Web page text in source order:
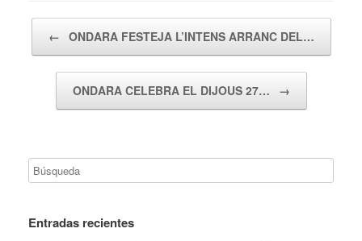
← ONDARA FESTEJA L’INTENS ARRANC DEL…
ONDARA CELEBRA EL DIJOUS 27… →
Entradas recientes